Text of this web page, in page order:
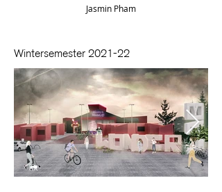
Jasmin Pham
Wintersemester 2021-22